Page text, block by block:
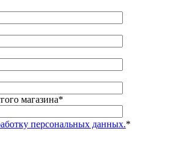
магазина*
персональных данных.*